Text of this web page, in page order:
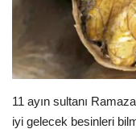
İş İlanları
İngiltere
Videolar
11 ayın sultanı
iyi gelecek besinleri